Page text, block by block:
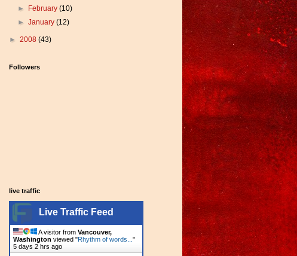
►
February(10)
►January(12)
► 2008 (43)
Followers
live traffic
Live Traffic Feed
A visitor from Vancouver,
Washington viewed "Rhythm of words... "
5 days 2 hrs ago